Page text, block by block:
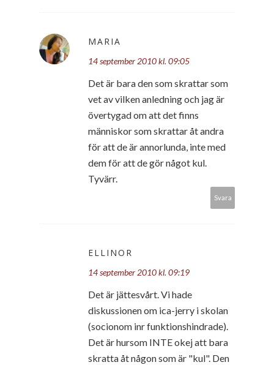
MARIA
14 september 2010 kl. 09:05
Det är bara den som skrattar som
vet av vilken anledning och jag är
övertygad om att det finns
människor som skrattar åt andra
för att de är annorlunda, inte med
dem för att de gör något kul.
Tyvärr.
Svara
ELLINOR
14 september 2010 kl. 09:19
Det är jättesvårt. Vi hade
diskussionen om ica-jerry i skolan
(socionom inr funktionshindrade).
Det är hursom INTE okej att bara
skratta åt någon som är "kul". Den